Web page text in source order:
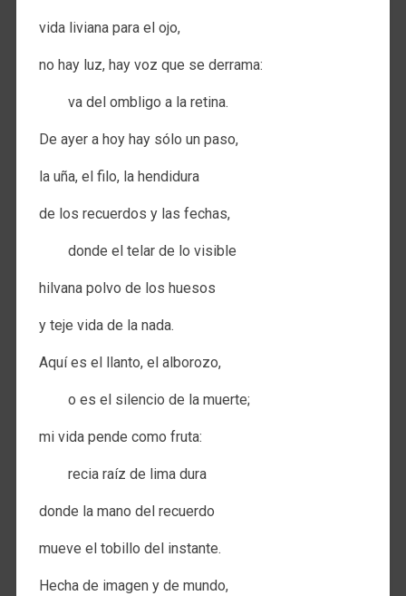
vida liviana para el ojo,
no hay luz, hay voz que se derrama:
va del ombligo a la retina.
De ayer a hoy hay sólo un paso,
la uña, el filo, la hendidura
de los recuerdos y las fechas,
donde el telar de lo visible
hilvana polvo de los huesos
y teje vida de la nada.
Aquí es el llanto, el alborozo,
o es el silencio de la muerte;
mi vida pende como fruta:
recia raíz de lima dura
donde la mano del recuerdo
mueve el tobillo del instante.
Hecha de imagen y de mundo,